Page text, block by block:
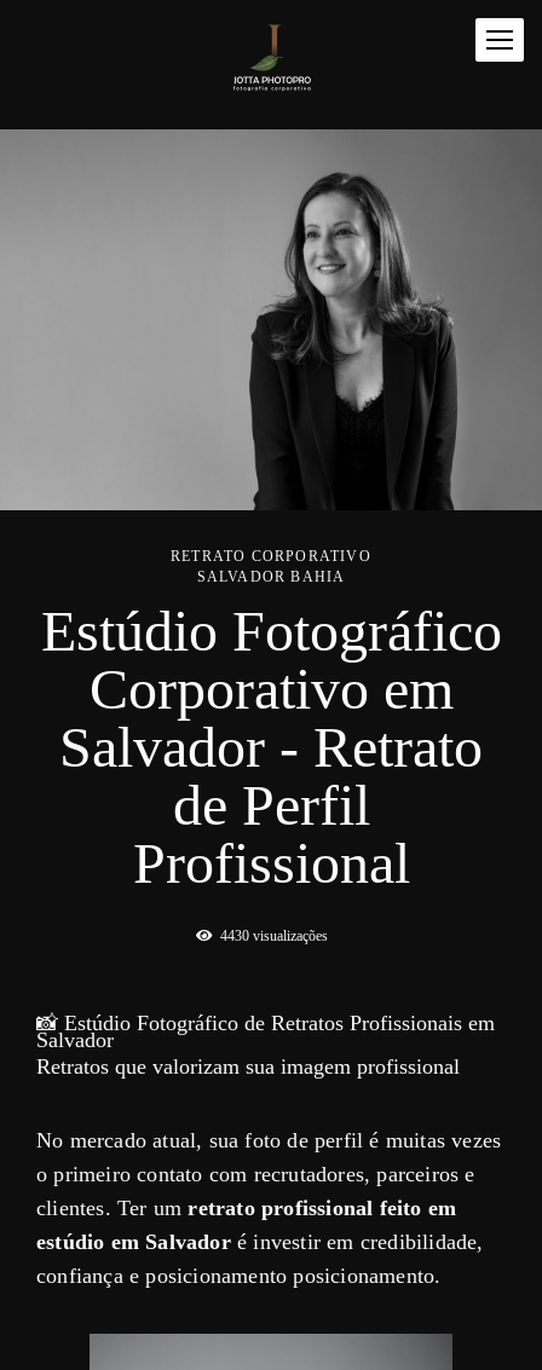
RETRATO CORPORATIVO
SALVADOR BAHIA
Estúdio Fotográfico
Corporativo em
Salvador - Retrato
de Perfil
Profissional
4430 visualizações
📸 Estúdio Fotográfico de Retratos Profissionais em
Salvador
Retratos que valorizam sua imagem profissional
No mercado atual, sua foto de perfil é muitas vezes
o primeiro contato com recrutadores, parceiros e
clientes. Ter umretrato profissional feito em
estúdio em Salvadoré investir em credibilidade,
confiança e posicionamento posicionamento.